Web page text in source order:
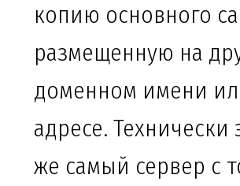
копию основного
размещенную на
доменном имени
адресе. Технически
же самый сервер с